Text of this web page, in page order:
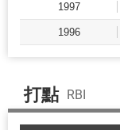
1997
1996
打點 RBI